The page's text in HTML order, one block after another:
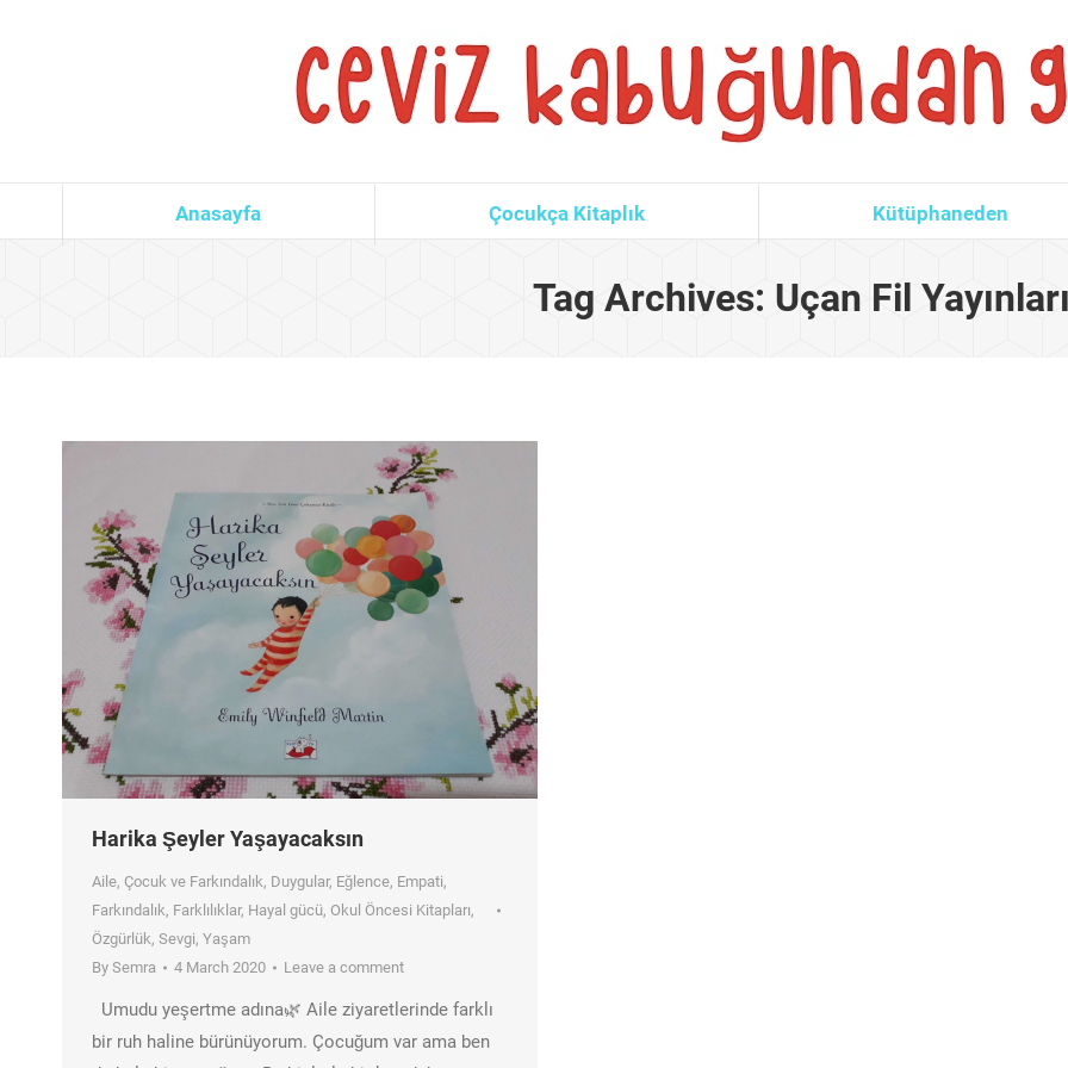
Anasayfa Çocukça Kitaplık Kütüphaneden
Tag Archives: Uçan Fil Yayınları
Harika Şeyler Yaşayacaksın
Aile, Çocuk ve Farkındalık, Duygular, Eğlence, Empati,
Farkındalık, Farklılıklar, Hayal gücü, Okul Öncesi Kitapları,
Özgürlük, Sevgi, Yaşam
By Semra 4 March 2020 Leave a comment
Umudu yeşertme adına🌿 Aile ziyaretlerinde farklı
bir ruh haline bürünüyorum. Çocuğum var ama ben